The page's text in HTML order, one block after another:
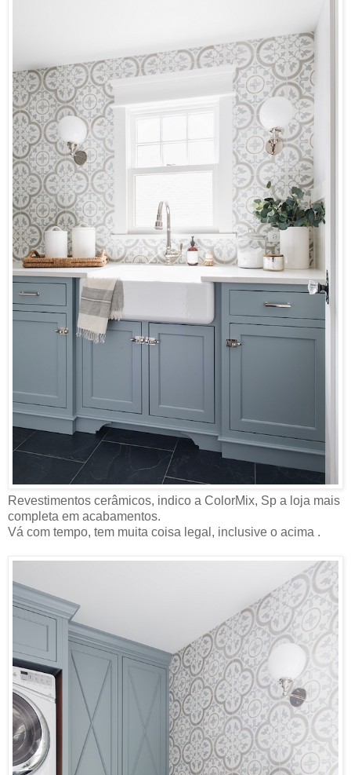
Revestimentos cerâmicos, indico a ColorMix, Sp a loja mais
completa em acabamentos.
Vá com tempo, tem muita coisa legal, inclusive o acima .